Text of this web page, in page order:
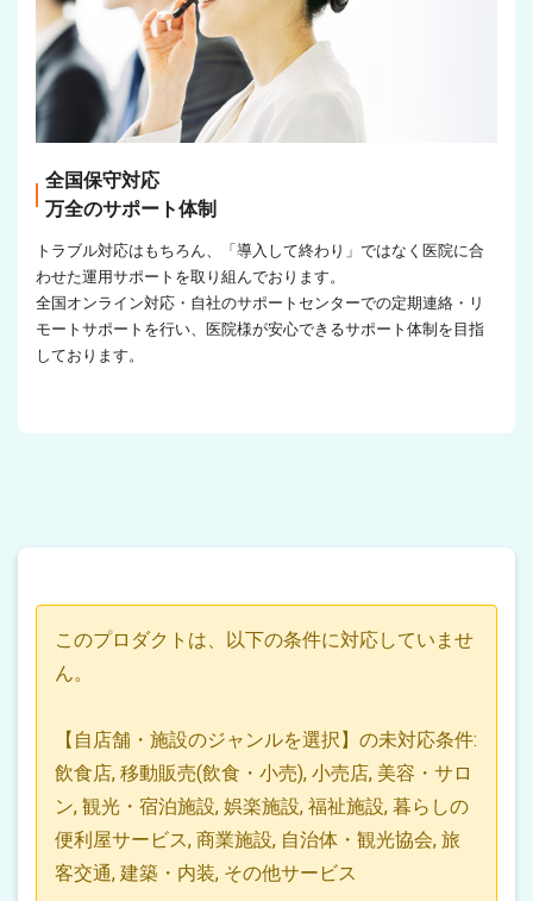
全国保守対応
万全のサポート体制
トラブル対応はもちろん、「導入して終わり」ではなく医院に合
わせた運用サポートを取り組んでおります。
全国オンライン対応・自社のサポートセンターでの定期連絡・リ
モートサポートを行い、医院様が安心できるサポート体制を目指
しております。
このプロダクトは、以下の条件に対応していませ
ん。
【自店舗・施設のジャンルを選択】の未対応条件:
飲食店, 移動販売(飲食・小売), 小売店, 美容・サロ
ン, 観光・宿泊施設, 娯楽施設, 福祉施設, 暮らしの
便利屋サービス, 商業施設, 自治体・観光協会, 旅
客交通, 建築・内装, その他サービス